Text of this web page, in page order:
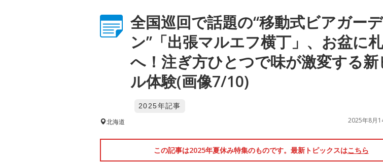
全国巡回で話題の“移動式ビアガーデ
ン”「出張マルエフ横丁」、お盆に
へ！注ぎ方ひとつで味が激変する新
ル体験(画像7/10)
2025年記事
北海道 2025年8月
この記事は2025年夏休み特集のものです。最新トピックスはこちら